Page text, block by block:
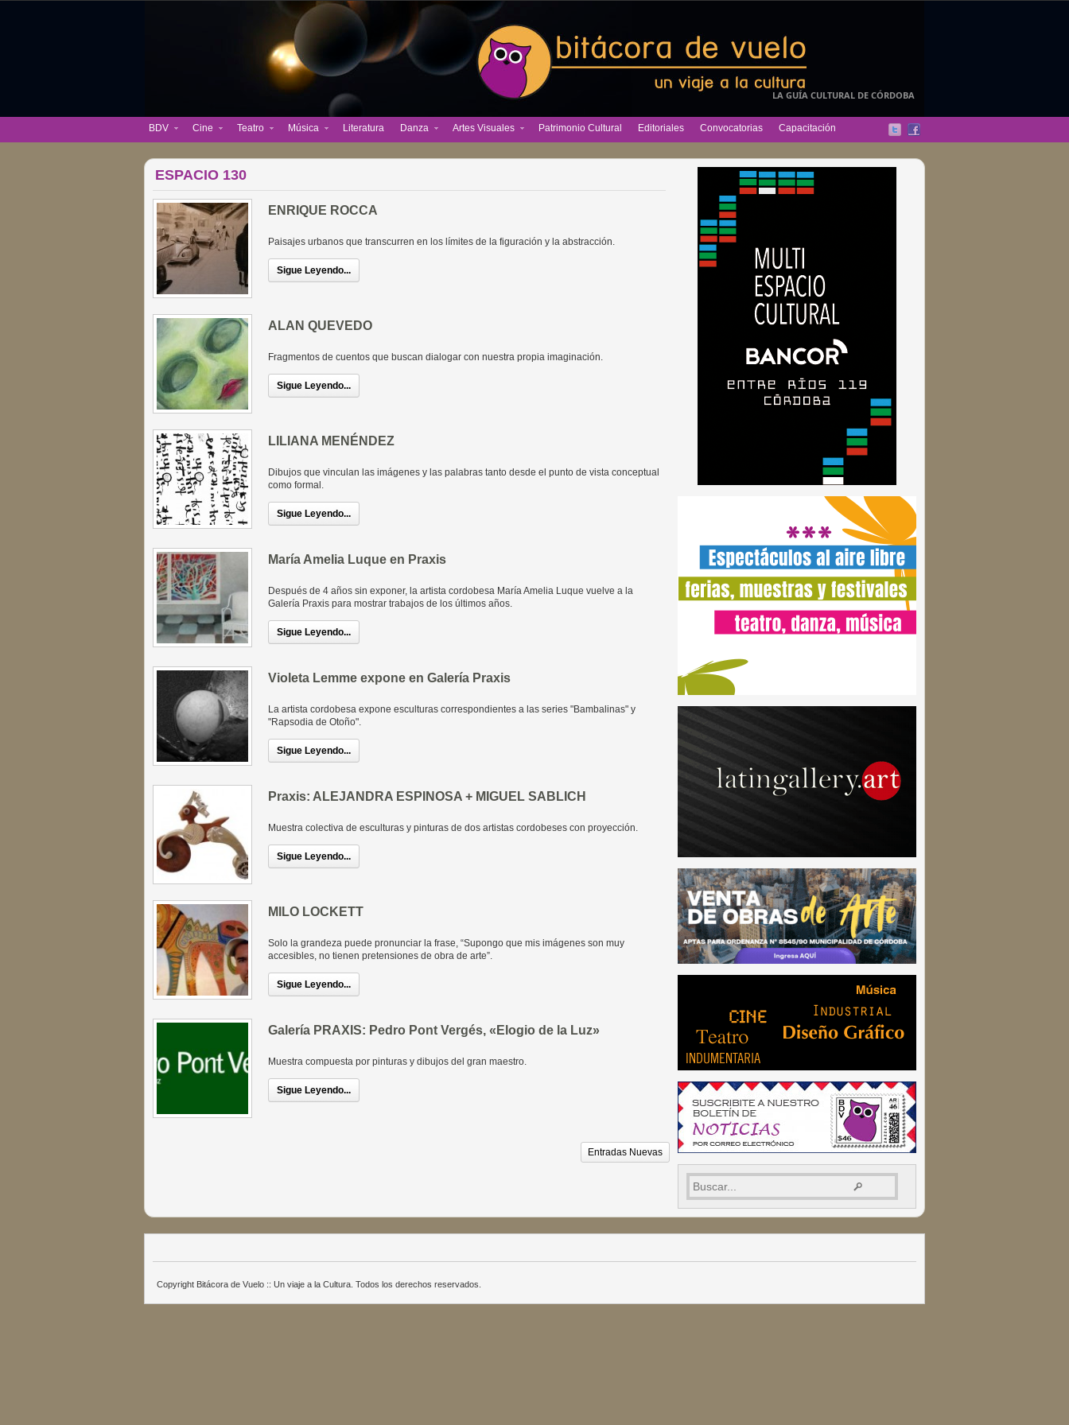
LA GUÍA CULTURAL DE CÓRDOBA
BDV Cine Teatro Música Literatura Danza Artes Visuales Patrimonio Cultural Editoriales Convocatorias Capacitación
ESPACIO 130
ENRIQUE ROCCA
Paisajes urbanos que transcurren en los límites de la figuración y la abstracción.
Sigue Leyendo...
ALAN QUEVEDO
Fragmentos de cuentos que buscan dialogar con nuestra propia imaginación.
Sigue Leyendo...
LILIANA MENÉNDEZ
Dibujos que vinculan las imágenes y las palabras tanto desde el punto de vista conceptual
como formal.
Sigue Leyendo...
María Amelia Luque en Praxis
Después de 4 años sin exponer, la artista cordobesa María Amelia Luque vuelve a la
Galería Praxis para mostrar trabajos de los últimos años.
Sigue Leyendo...
Violeta Lemme expone en Galería Praxis
La artista cordobesa expone esculturas correspondientes a las series "Bambalinas" y
"Rapsodia de Otoño".
Sigue Leyendo...
Praxis: ALEJANDRA ESPINOSA + MIGUEL SABLICH
Muestra colectiva de esculturas y pinturas de dos artistas cordobeses con proyección.
Sigue Leyendo...
MILO LOCKETT
Solo la grandeza puede pronunciar la frase, “Supongo que mis imágenes son muy
accesibles, no tienen pretensiones de obra de arte”.
Sigue Leyendo...
Galería PRAXIS: Pedro Pont Vergés, «Elogio de la Luz»
Muestra compuesta por pinturas y dibujos del gran maestro.
Sigue Leyendo...
Entradas Nuevas
Copyright Bitácora de Vuelo :: Un viaje a la Cultura. Todos los derechos reservados.